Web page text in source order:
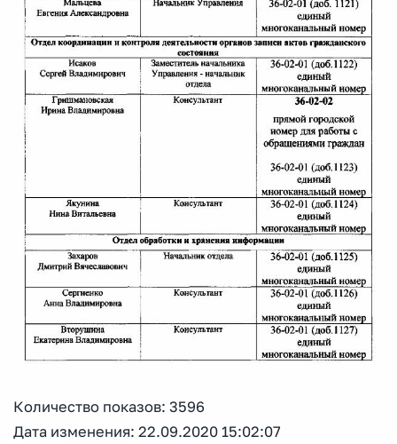
Количество показов: 3596
Дата изменения: 22.09.2020 15:02:07